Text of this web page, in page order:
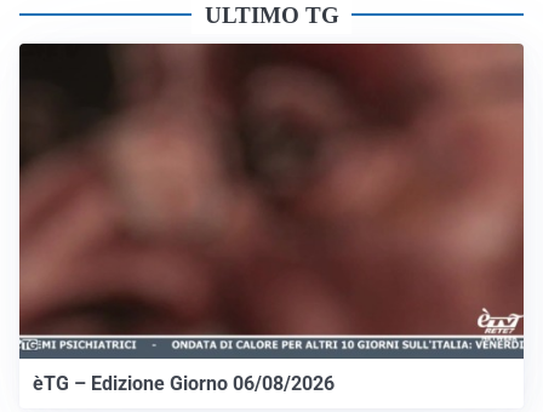
ULTIMO TG
èTG – Edizione Giorno 06/08/2026